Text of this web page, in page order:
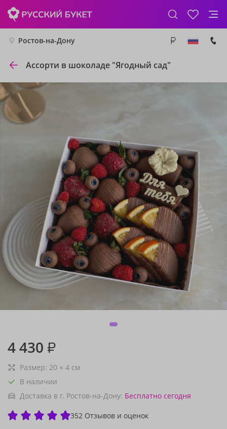
Ростов-на-Дону
Ассорти в шоколаде "Ягодный сад"
4 430 ₽
Размер: 20 × 4 см
В наличии
Доставка в г. Ростов-на-Дону: Бесплатно сегодня
352 Отзывов и оценок